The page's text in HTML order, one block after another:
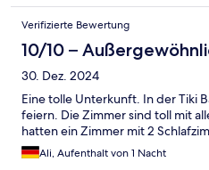
Verifizierte Bewertung
10/10 –
30. Dez. 2024
Eine tolle Unterkunft. In der Tiki
feiern. Die Zimmer sind toll mit
hatten ein Zimmer mit 2
Ali, Aufenthalt von 1 Nacht